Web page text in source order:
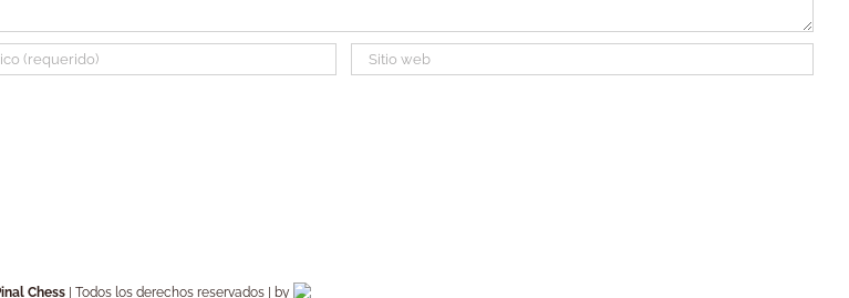
Chess| Todos los derechos reservados | by